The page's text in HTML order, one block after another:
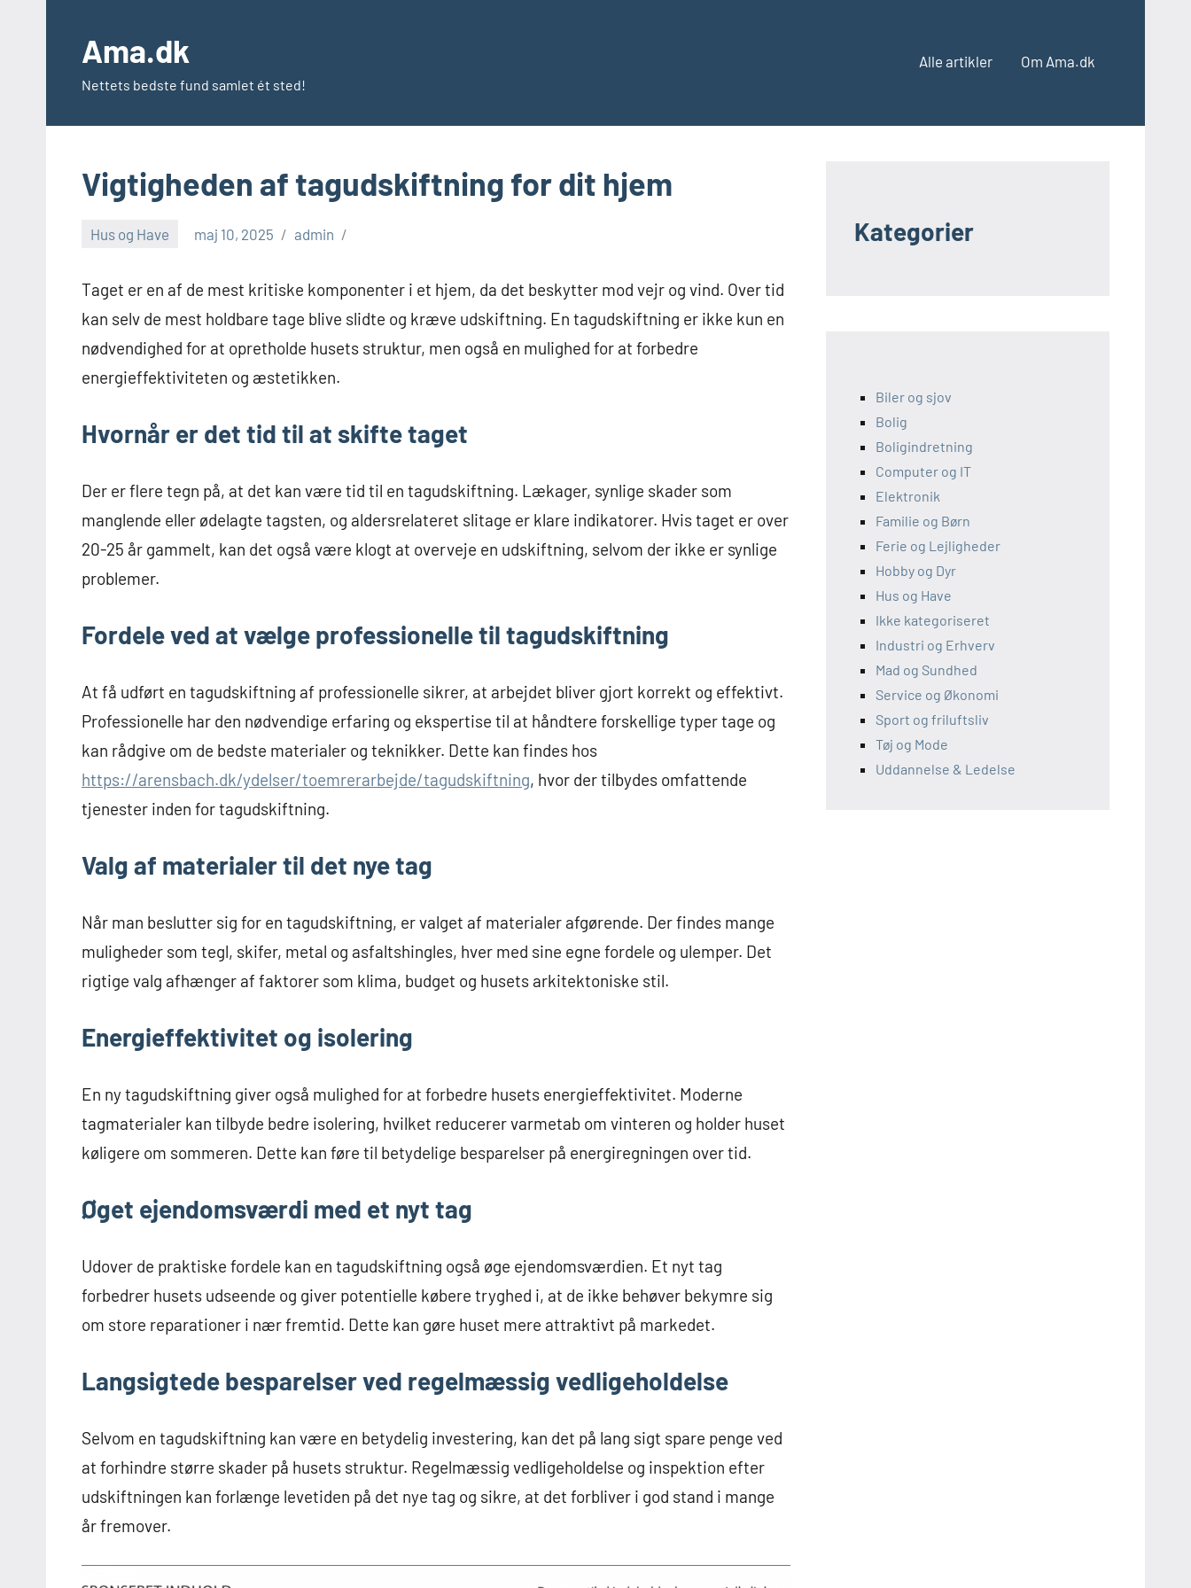
indholdAma.dk
Nettets bedste fund samlet ét sted!
Alle artikler Om Ama.dk
Vigtigheden af tagudskiftning for dit hjem
Hus og Have maj 10, 2025 admin
Taget er en af de mest kritiske komponenter i et hjem, da det beskytter mod vejr og vind. Over tid
kan selv de mest holdbare tage blive slidte og kræve udskiftning. En tagudskiftning er ikke kun en
nødvendighed for at opretholde husets struktur, men også en mulighed for at forbedre
energieffektiviteten og æstetikken.
Hvornår er det tid til at skifte taget
Der er flere tegn på, at det kan være tid til en tagudskiftning. Lækager, synlige skader som
manglende eller ødelagte tagsten, og aldersrelateret slitage er klare indikatorer. Hvis taget er over
20-25 år gammelt, kan det også være klogt at overveje en udskiftning, selvom der ikke er synlige
problemer.
Fordele ved at vælge professionelle til tagudskiftning
At få udført en tagudskiftning af professionelle sikrer, at arbejdet bliver gjort korrekt og effektivt.
Professionelle har den nødvendige erfaring og ekspertise til at håndtere forskellige typer tage og
kan rådgive om de bedste materialer og teknikker. Dette kan findes hos
https://arensbach.dk/ydelser/toemrerarbejde/tagudskiftning, hvor der tilbydes omfattende
tjenester inden for tagudskiftning.
Valg af materialer til det nye tag
Når man beslutter sig for en tagudskiftning, er valget af materialer afgørende. Der findes mange
muligheder som tegl, skifer, metal og asfaltshingles, hver med sine egne fordele og ulemper. Det
rigtige valg afhænger af faktorer som klima, budget og husets arkitektoniske stil.
Energieffektivitet og isolering
En ny tagudskiftning giver også mulighed for at forbedre husets energieffektivitet. Moderne
tagmaterialer kan tilbyde bedre isolering, hvilket reducerer varmetab om vinteren og holder huset
køligere om sommeren. Dette kan føre til betydelige besparelser på energiregningen over tid.
Øget ejendomsværdi med et nyt tag
Udover de praktiske fordele kan en tagudskiftning også øge ejendomsværdien. Et nyt tag
forbedrer husets udseende og giver potentielle købere tryghed i, at de ikke behøver bekymre sig
om store reparationer i nær fremtid. Dette kan gøre huset mere attraktivt på markedet.
Langsigtede besparelser ved regelmæssig vedligeholdelse
Selvom en tagudskiftning kan være en betydelig investering, kan det på lang sigt spare penge ved
at forhindre større skader på husets struktur. Regelmæssig vedligeholdelse og inspektion efter
udskiftningen kan forlænge levetiden på det nye tag og sikre, at det forbliver i god stand i mange
år fremover.
Kategorier
Biler og sjov
Bolig
Boligindretning
Computer og IT
Elektronik
Familie og Børn
Ferie og Lejligheder
Hobby og Dyr
Hus og Have
Ikke kategoriseret
Industri og Erhverv
Mad og Sundhed
Service og Økonomi
Sport og friluftsliv
Tøj og Mode
Uddannelse & Ledelse